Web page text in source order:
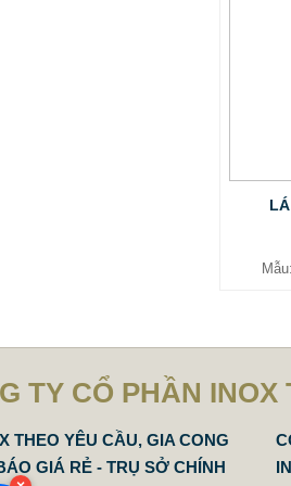
TY CỔ PHẦN
THEO YÊU CẦU, GIA CONG
GIÁ RẺ - TRỤ SỞ CHÍNH